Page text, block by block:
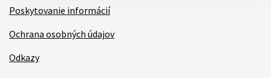
Poskytovanie informácií
Ochrana osobných údajov
Odkazy